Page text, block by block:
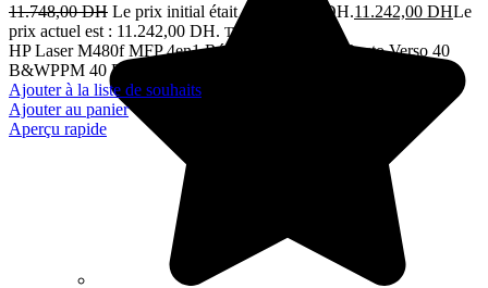
11.748,00DH Le prix initial était : 11.748,00 DH.11.242,00 DHLe
prix actuel est : 11.242,00 DH. TTC
HP Laser M480f MFP 4en1 Réseau Couleur A4 Recto Verso 40
B&WPPM 40 PPMCOL 40 12M
Ajouter à la liste de souhaits
Ajouter au panier
Aperçu rapide